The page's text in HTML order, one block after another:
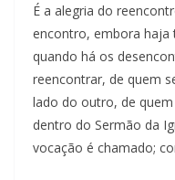
É a alegria do
encontro, embora haja
quando há os
reencontrar, de quem
lado do outro, de quem
dentro do Sermão da
vocação é chamado;